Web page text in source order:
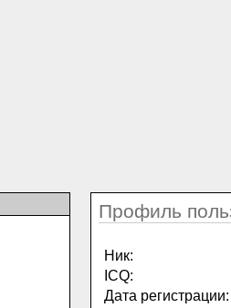
Профиль
Ник:
ICQ:
Дата регистрации: